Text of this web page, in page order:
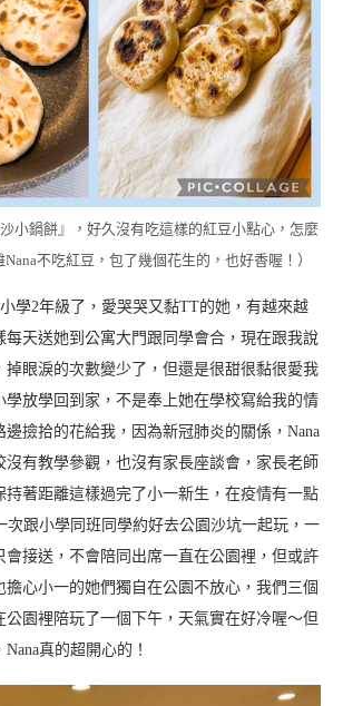
小鍋餅』，好久沒有吃這樣的紅豆小點心，怎麼
不吃紅豆，包了幾個花生的，也好香喔！）
學2年級了，愛哭哭又黏TT的她，有越來越
每天送她到公寓大門跟同學會合，現在跟我說
掉眼淚的次數變少了，但還是很甜很黏很愛我
學放學回到家，不是奉上她在學校寫給我的情
撿拾的花給我，因為新冠肺炎的關係，Nana
沒有教學參觀，也沒有家長座談會，家長老師
持著距離這樣過完了小一新生，在疫情有一點
次跟小學同班同學約好去公園沙坑一起玩，一
會接送，不會陪同出席一直在公園裡，但或許
擔心小一的她們獨自在公園不放心，我們三個
公園裡陪玩了一個下午，天氣實在好冷喔～但
真的超開心的！